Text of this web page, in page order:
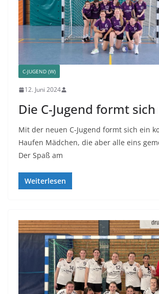
C-JUGEND (W)
12. Juni 2024
Die C-Jugend formt sich
Mit der neuen C-Jugend formt sich ein
Haufen Mädchen, die aber alle eins
Der Spaß am
Weiterlesen